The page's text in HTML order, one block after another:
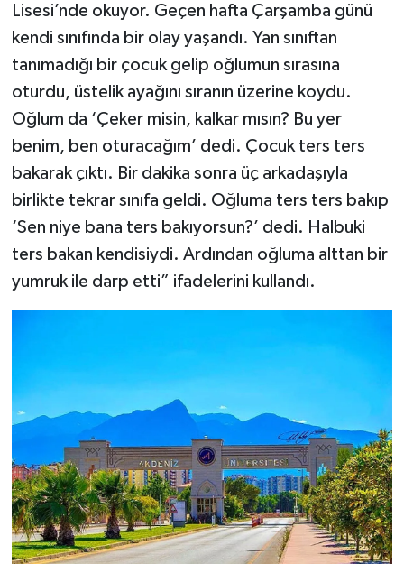
Lisesi’nde okuyor. Geçen hafta Çarşamba günü
kendi sınıfında bir olay yaşandı. Yan sınıftan
tanımadığı bir çocuk gelip oğlumun sırasına
oturdu, üstelik ayağını sıranın üzerine koydu.
Oğlum da ‘Çeker misin, kalkar mısın? Bu yer
benim, ben oturacağım’ dedi. Çocuk ters ters
bakarak çıktı. Bir dakika sonra üç arkadaşıyla
birlikte tekrar sınıfa geldi. Oğluma ters ters bakıp
‘Sen niye bana ters bakıyorsun?’ dedi. Halbuki
ters bakan kendisiydi. Ardından oğluma alttan bir
yumruk ile darp etti” ifadelerini kullandı.